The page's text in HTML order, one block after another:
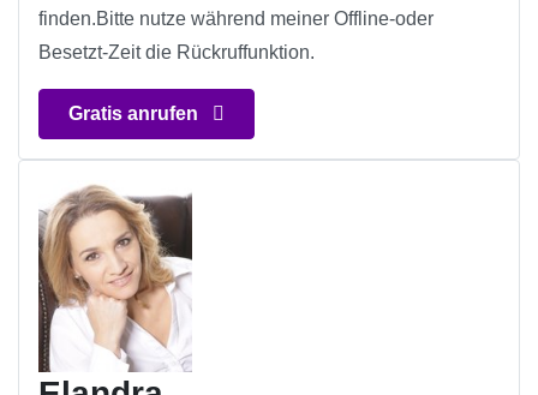
finden.Bitte nutze während meiner Offline-oder
Besetzt-Zeit die Rückruffunktion.
Gratis anrufen